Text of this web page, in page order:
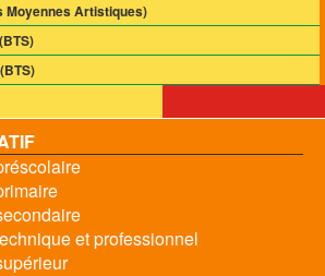
Moyennes Artistiques)
et professionnel